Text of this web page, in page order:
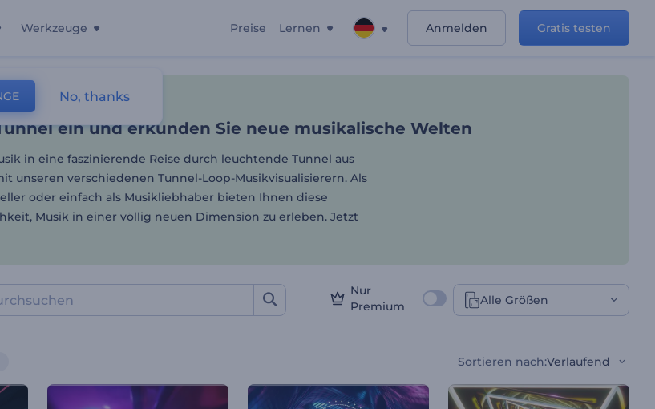
Werkzeuge Preise Lernen Anmelden Gratis testen
Tunnel ein und erkunden Sie neue
Tunnelschleifen
ein und erkunden Sie neue musikalische Welten
in eine faszinierende Reise durch leuchtende Tunnel aus
unseren verschiedenen Tunnel-Loop-Musikvisualisierern. Als
oder einfach als Musikliebhaber bieten Ihnen diese
Musik in einer völlig neuen Dimension zu erleben. Jetzt
Nur
Premium
Alle Größen
Sortieren nach:Verlaufend
No, thanks